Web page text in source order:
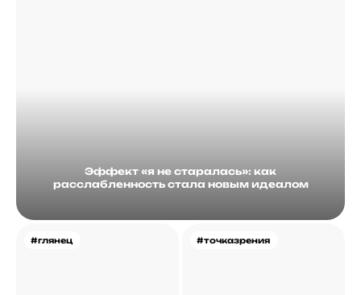
Эффект «я не старалась»: как
расслабленность стала новым идеалом
#глянец #точказрения